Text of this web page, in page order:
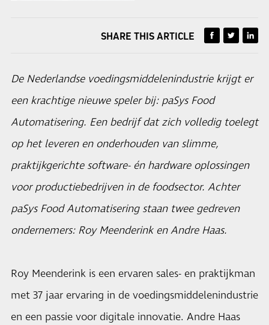
SHARE THIS ARTICLE
De Nederlandse voedingsmiddelenindustrie krijgt er
een krachtige nieuwe speler bij: paSys Food
Automatisering. Een bedrijf dat zich volledig toelegt
op het leveren en onderhouden van slimme,
praktijkgerichte software- én hardware oplossingen
voor productiebedrijven in de foodsector. Achter
paSys Food Automatisering staan twee gedreven
ondernemers: Roy Meenderink en Andre Haas.
Roy Meenderink is een ervaren sales- en praktijkman
met 37 jaar ervaring in de voedingsmiddelenindustrie
en een passie voor digitale innovatie. Andre Haas